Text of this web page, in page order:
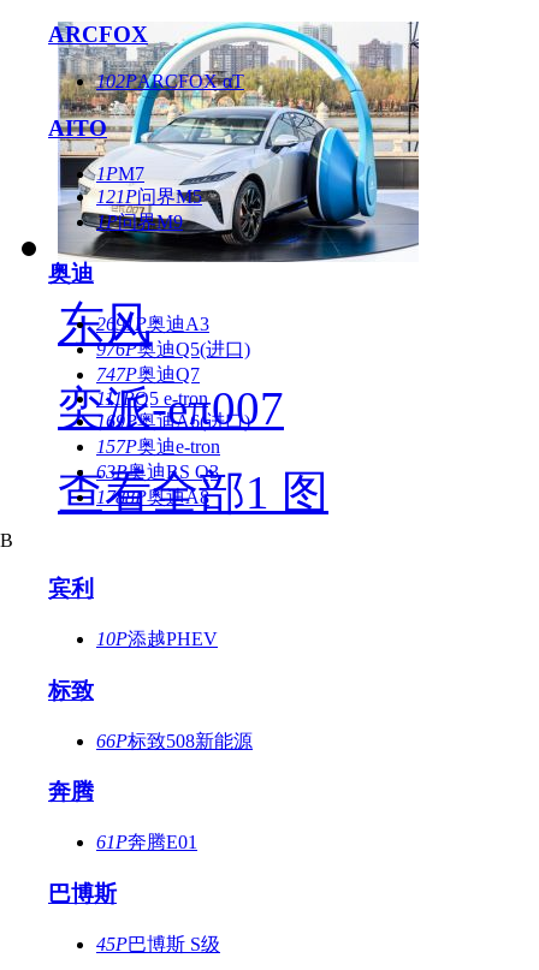
ARCFOX
102PARCFOX αT
AITO
1PM7
121P问界M5
1P问界M9
奥迪
2691P奥迪A3
976P奥迪Q5(进口)
747P奥迪Q7
111PQ5 e-tron
169P奥迪A6(进口)
157P奥迪e-tron
63P奥迪RS Q3
1788P奥迪A8
B
宾利
10P添越PHEV
标致
66P标致508新能源
奔腾
61P奔腾E01
巴博斯
45P巴博斯 S级
东风
奕派-eπ007
查看全部1 图